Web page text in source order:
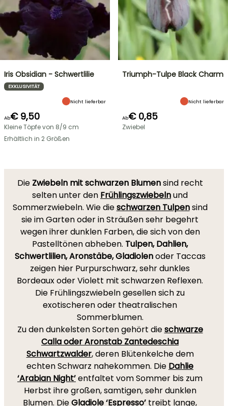
Iris Obsidian - Schwertlilie
EXKLUSIVITÄT
Nicht lieferbar
Ab€ 9,50
Kleine Töpfe von 8/9 cm
Erhältlich in 2 Größen
Triumph-Tulpe Black Charm
Nicht lieferbar
Ab€ 0,85
Zwiebel
Die Zwiebeln mit schwarzen Blumensind recht
selten unter den Frühlingszwiebelnund
Sommerzwiebeln. Wie dieschwarzen Tulpensind
sie im Garten oder in Sträußen sehr begehrt
wegen ihrer dunklen Farben, die sich von den
Pastelltönen abheben. Tulpen, Dahlien,
Schwertlilien, Aronstäbe, Gladiolenoder Taccas
zeigen hier Purpurschwarz, sehr dunkles
Bordeaux oder Violett mit schwarzen Reflexen.
Die Frühlingszwiebeln gesellen sich zu
exotischeren oder theatralischen
Sommerblumen.
Zu den dunkelsten Sorten gehört dieschwarze
Calla oder Aronstab Zantedeschia
Schwartzwalder, deren Blütenkelche dem
echten Schwarz nahekommen. Die Dahlie
‘Arabian Night’entfaltet vom Sommer bis zum
Herbst ihre großen, samtigen, sehr dunklen
Blumen. DieGladiole‘Espresso’ treibt lange,